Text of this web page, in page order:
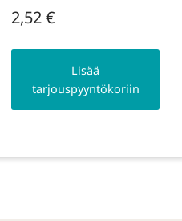
2,52€
Lisää
tarjouspyyntökoriin